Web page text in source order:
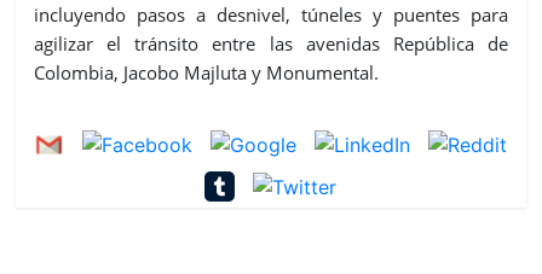
incluyendo pasos a desnivel, túneles y puentes para
agilizar el tránsito entre las avenidas República de
Colombia, Jacobo Majluta y Monumental.